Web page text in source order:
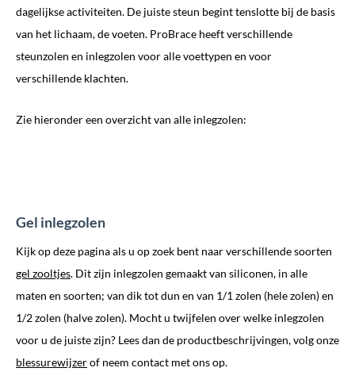
dagelijkse activiteiten. De juiste steun begint tenslotte bij de basis
van het lichaam, de voeten. ProBrace heeft verschillende
steunzolen en inlegzolen voor alle voettypen en voor
verschillende klachten.
Zie hieronder een overzicht van alle inlegzolen:
Gel inlegzolen
Kijk op deze pagina als u op zoek bent naar verschillende soorten
gel zooltjes. Dit zijn inlegzolen gemaakt van siliconen, in alle
maten en soorten; van dik tot dun en van 1/1 zolen (hele zolen) en
1/2 zolen (halve zolen). Mocht u twijfelen over welke inlegzolen
voor u de juiste zijn? Lees dan de productbeschrijvingen, volg onze
blessurewijzerof neem contact met ons op.